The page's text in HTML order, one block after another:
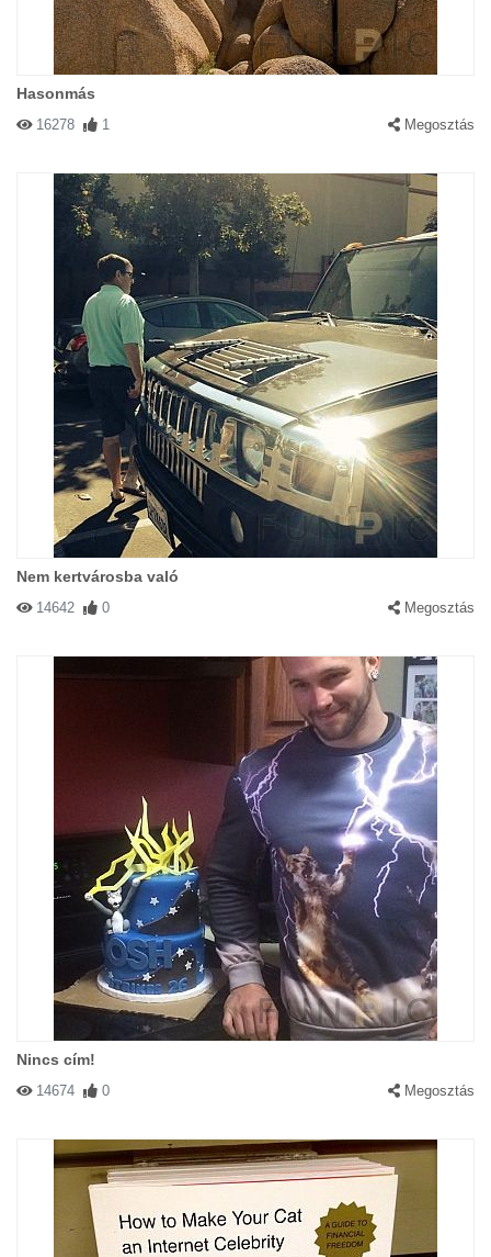
Hasonmás
16278 1 Megosztás
Nem kertvárosba való
14642 0 Megosztás
Nincs cím!
14674 0 Megosztás